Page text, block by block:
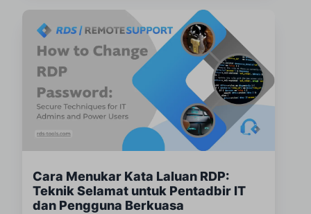
Cara Menukar Kata Laluan RDP:
Teknik Selamat untuk Pentadbir IT
dan Pengguna Berkuasa